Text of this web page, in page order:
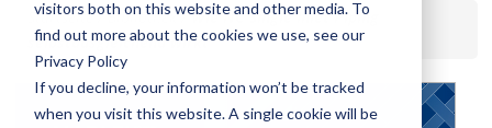
visitors both on this website and other media. To
find out more about the cookies we use, see our
Privacy Policy
If you decline, your information won’t be tracked
when you visit this website. A single cookie will be
Startseite / Bibliothek /Wie NC Single Inlet Piping
selbstausgleichend wirkt